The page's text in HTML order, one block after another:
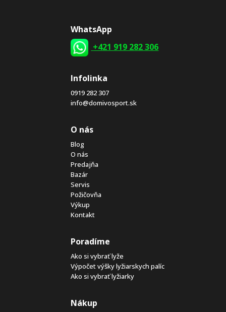
WhatsApp
+421 919 282 306
Infolinka
0919 282 307
info@domivosport.sk
O nás
Blog
O nás
Predajňa
Bazár
Servis
Požičovňa
Výkup
Kontakt
Poradíme
Ako si vybrať lyže
Výpočet výšky lyžiarskych palíc
Ako si vybrať lyžiarky
Nákup